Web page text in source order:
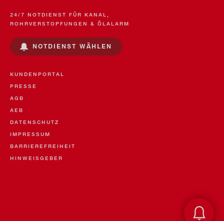
24/7 NOTDIENST FÜR KANAL,
ROHRVERSTOPFUNGEN & ÖLALARM
NOTDIENST WÄHLEN
KUNDENPORTAL
PRESSE
AGB
AEB
DATENSCHUTZ
IMPRESSUM
BARRIEREFREIHEIT
HINWEISGEBER
Öl- &